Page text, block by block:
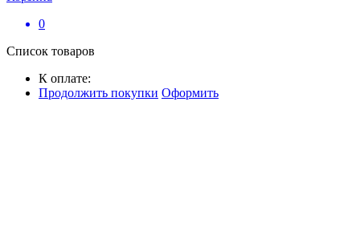
0
Список товаров
К оплате:
Продолжить покупки Оформить